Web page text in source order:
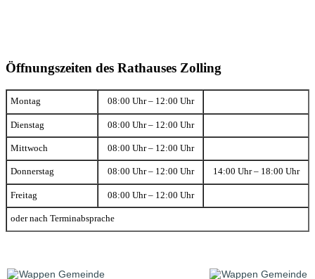
Öffnungszeiten des Rathauses Zolling
Montag 08:00 Uhr – 12:00 Uhr
Dienstag 08:00 Uhr – 12:00 Uhr
Mittwoch 08:00 Uhr – 12:00 Uhr
Donnerstag 08:00 Uhr – 12:00 Uhr 14:00 Uhr – 18:00 Uhr
Freitag 08:00 Uhr – 12:00 Uhr
oder nach Terminabsprache